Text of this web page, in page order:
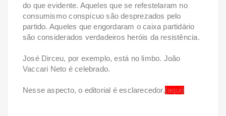
do que evidente. Aqueles que se refestelaram no
consumismo conspícuo são desprezados pelo
partido. Aqueles que engordaram o caixa partidário
são considerados verdadeiros heróis da resistência.
José Dirceu, por exemplo, está no limbo. João
Vaccari Neto é celebrado.
Nesse aspecto, o editorial é esclarecedor.(aqui)